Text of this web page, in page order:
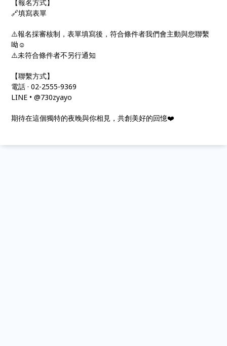
【報名方式】
🔗填寫表單
⚠️報名採審核制，表單填寫後，符合條件者我們會主動與您聯繫
呦☺️
⚠️未符合條件者不另行通知
【聯繫方式】
電話 · 02-2555-9369
LINE • @730zyayo
期待在這個獨特的夜晚與你相見，共創美好的回憶❤️